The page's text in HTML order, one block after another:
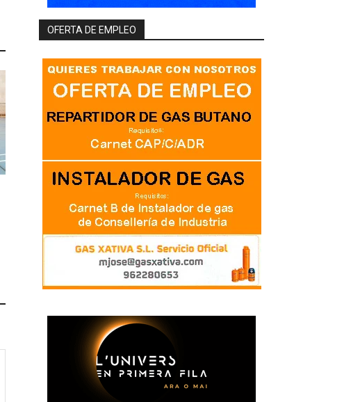
OFERTA DE EMPLEO